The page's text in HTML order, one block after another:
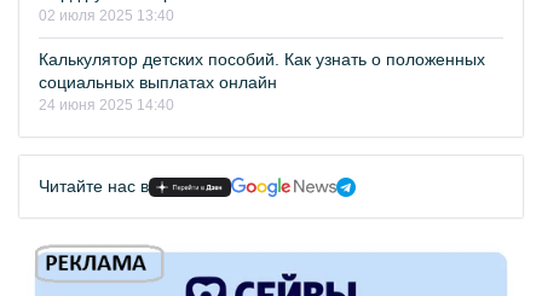
02 июля 2025 13:40
Калькулятор детских пособий. Как узнать о положенных
социальных выплатах онлайн
24 июня 2025 14:40
Читайте нас в